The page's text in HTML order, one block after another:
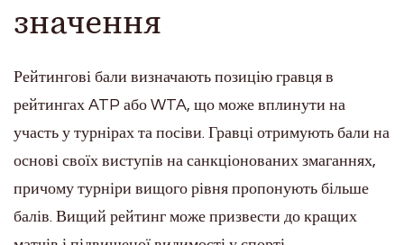
значення
Рейтингові бали визначають позицію гравця в
рейтингах ATP або WTA, що може вплинути на
участь у турнірах та посіви. Гравці отримують бали на
основі своїх виступів на санкціонованих змаганнях,
причому турніри вищого рівня пропонують більше
балів. Вищий рейтинг може призвести до кращих